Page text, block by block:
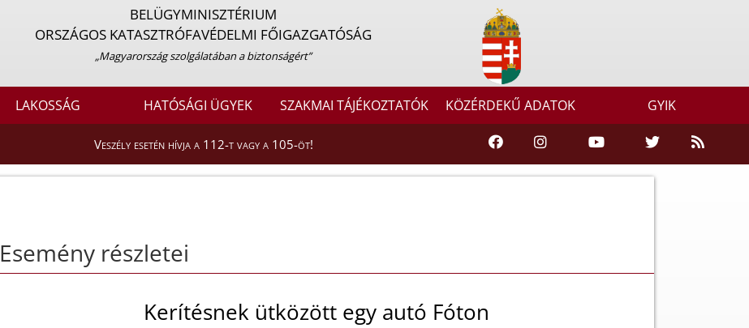
BELÜGYMINISZTÉRIUM
ORSZÁGOS KATASZTRÓFAVÉDELMI FŐIGAZGATÓSÁG
„Magyarország szolgálatában a biztonságért”
LAKOSSÁG HATÓSÁGI ÜGYEK SZAKMAI TÁJÉKOZTATÓK KÖZÉRDEKŰ ADATOK GYIK
Veszély esetén hívja a 112-t vagy a 105-öt!
Esemény részletei
Kerítésnek ütközött egy autó Fóton